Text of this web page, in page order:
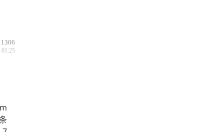
1306
01:25